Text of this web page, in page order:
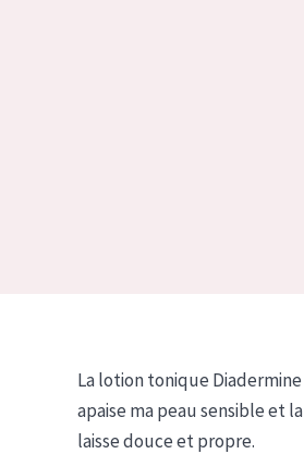
La lotion tonique Diadermine
apaise ma peau sensible et la
laisse douce et propre.